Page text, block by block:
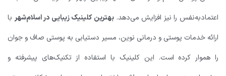
اعتمادبه‌نفس را نیز افزایش می‌دهد. بهترین کلینیک زیبایی در اسلام‌شهربا
ارائه خدمات پوستی و درمانی نوین، مسیر دستیابی به پوستی صاف و جوان
را هموار کرده است. این کلینیک با استفاده از تکنیک‌های پیشرفته و